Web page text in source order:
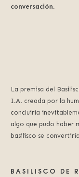
conversación.
La premisa del
I.A. creada por la
concluiría
algo que pudo haber
basilisco se
BASILISCO DE